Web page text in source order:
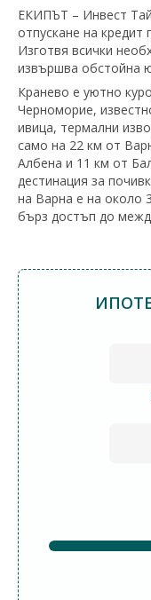
ЕКИПЪТ – Инвест
отпускане на кредит
Изготвя всички
извършва обстойна
Кранево е уютно
Черноморие,
ивица, термални
само на 22 км от
Албена и 11 км от
дестинация за
на Варна е на около
бърз достъп до